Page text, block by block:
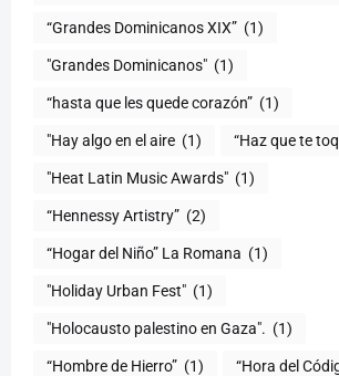
“Grandes Dominicanos XIX” (1)
"Grandes Dominicanos" (1)
(1)
"Hay algo en el aire (1) “Haz que te
"Heat Latin Music Awards" (1)
“Hennessy Artistry” (2)
“Hogar del Niño” La Romana (1)
(1)
"Holocausto palestino en Gaza". (1)
“Hombre de Hierro” (1)